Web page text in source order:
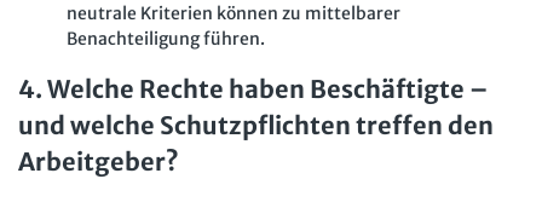
neutrale Kriterien können zu mittelbarer
Benachteiligung führen.
4. Welche Rechte haben Beschäftigte –
und welche Schutzpflichten treffen den
Arbeitgeber?